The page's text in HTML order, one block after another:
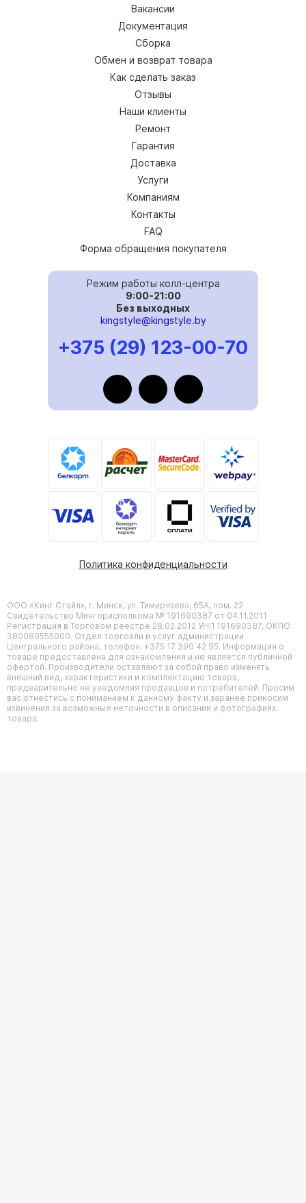
Вакансии
Документация
Сборка
Обмен и возврат товара
Как сделать заказ
Отзывы
Наши клиенты
Ремонт
Гарантия
Доставка
Услуги
Компаниям
Контакты
FAQ
Форма обращения покупателя
Режим работы колл-центра
9:00-21:00
Без выходных
kingstyle@kingstyle.by
+375 (29) 123-00-70
Политика конфиденциальности
ООО «Кинг Стайл», г. Минск, ул. Тимирязева, 65А, пом. 22
Свидетельство Мингорисполкома № 191690387 от 04.11.2011
Регистрация в Торговом реестре 28.02.2012 УНП 191690387, ОКПО
380089555000. Отдел торговли и услуг администрации
Центрального района, телефон: +375 17 390 42 95. Информация о
товаре предоставлена для ознакомления и не является публичной
офертой. Производители оставляют за собой право изменять
внешний вид, характеристики и комплектацию товара,
предварительно не уведомляя продавцов и потребителей. Просим
вас отнестись с пониманием к данному факту и заранее приносим
извинения за возможные неточности в описании и фотографиях
товара.